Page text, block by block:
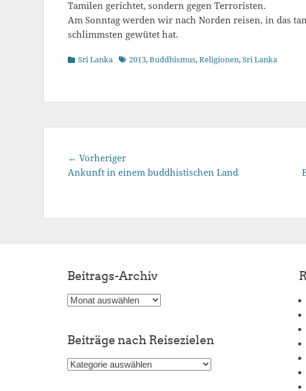
Tamilen gerichtet, sondern gegen Terroristen.
Am Sonntag werden wir nach Norden reisen, in das
schlimmsten gewütet hat.
Kategorien
Sri Lanka Schlagworte
2013, Buddhismus, Religionen, Sri Lanka
Beitragsnavigation
← VorherigerVorheriger
Beitrag:
Ankunft in einem buddhistischen Land
Beitrags-Archiv
Beitrags-
Beiträge nach Reisezielen
Beiträge